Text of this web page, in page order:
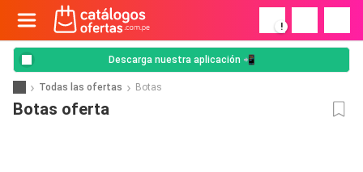
!
Descarga nuestra aplicación 📲
Todas las ofertas Botas
Botas oferta